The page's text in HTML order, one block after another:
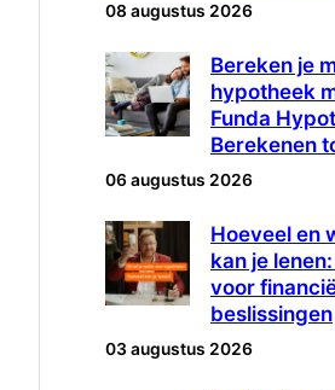
08 augustus 2026
Bereken je
hypotheek
Funda
Berekenen
06 augustus 2026
Hoeveel en
kan je
voor
beslissingen
03 augustus 2026